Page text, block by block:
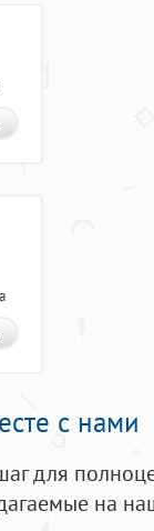
с нами
для
на